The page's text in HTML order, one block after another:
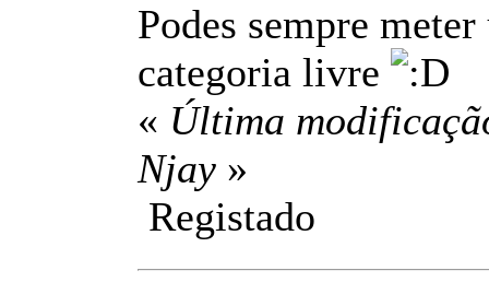
Podes sempre
categoria livre
« Última
Njay »
Registado